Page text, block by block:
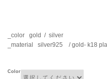
_color gold / silver
_material silver925 / gold- k18
Color